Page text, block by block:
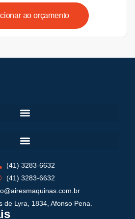
ao orçamento
(41) 3283-6632
(41) 3283-6632
de Lyra, 1834, Afonso Pena.